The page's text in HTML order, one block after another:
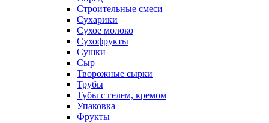
Строительные смеси
Сухарики
Сухое молоко
Сухофрукты
Сушки
Сыр
Творожные сырки
Трубы
Тубы с гелем, кремом
Упаковка
Фрукты